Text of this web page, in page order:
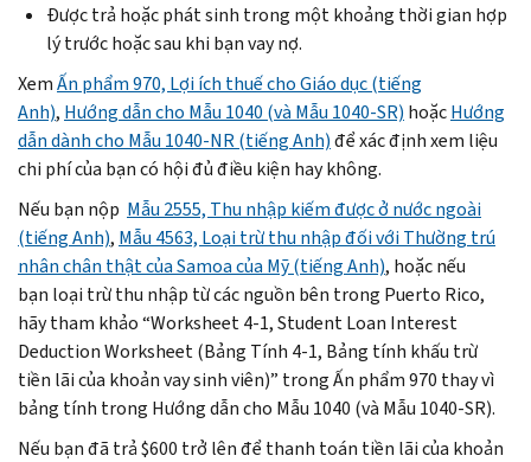
Được trả hoặc phát sinh trong một khoảng thời gian hợp
lý trước hoặc sau khi bạn vay nợ.
XemẤn phẩm 970, Lợi ích thuế cho Giáo dục (tiếng
Anh), Hướng dẫn cho Mẫu 1040 (và Mẫu 1040-SR) hoặcHướng
dẫn dành cho Mẫu 1040-NR (tiếng Anh)để xác định xem liệu
chi phí của bạn có hội đủ điều kiện hay không.
Nếu bạn nộp Mẫu 2555, Thu nhập kiếm được ở nước ngoài
(tiếng Anh), Mẫu 4563, Loại trừ thu nhập đối với Thường trú
nhân chân thật của Samoa của Mỹ (tiếng Anh), hoặc nếu
bạn loại trừ thu nhập từ các nguồn bên trong Puerto Rico,
hãy tham khảo “Worksheet 4-1, Student Loan Interest
Deduction Worksheet (Bảng Tính 4-1, Bảng tính khấu trừ
tiền lãi của khoản vay sinh viên)” trong Ấn phẩm 970 thay vì
bảng tính trong Hướng dẫn cho Mẫu 1040 (và Mẫu 1040-SR).
Nếu bạn đã trả $600 trở lên để thanh toán tiền lãi của khoản